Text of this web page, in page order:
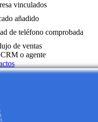
vinculados
añadido
de teléfono comprobada
de ventas
o agente